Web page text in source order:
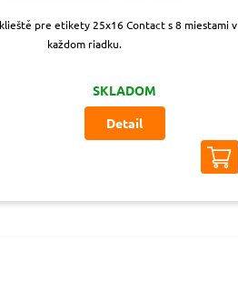
pre etikety 25x16 Contact s 8 miestami v
každom riadku.
SKLADOM
Detail